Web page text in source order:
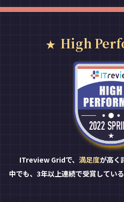
High
ITreview Gridで、 満足度が高く
中でも、3年以上連続で受賞してい